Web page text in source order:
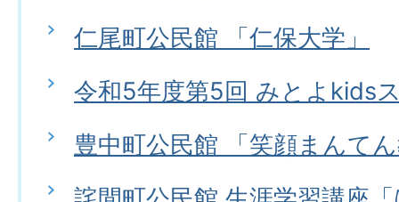
仁尾町公民館 「仁保大学」
令和5年度第5回 みとよkids
豊中町公民館 「笑顔まんて